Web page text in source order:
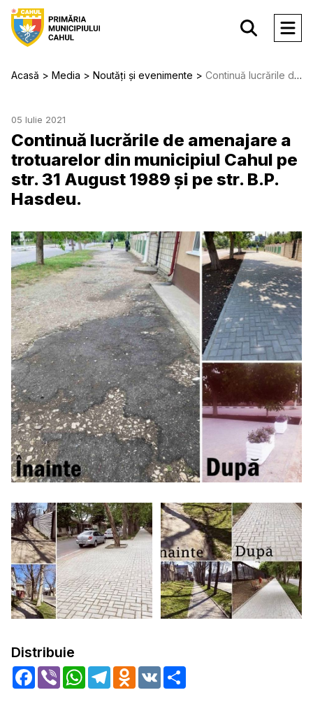
Acasă Media Noutăți și evenimente Continuă lucrările de amenajare a trotuarelor din municipiul Cahul pe str. 31 August 1989 și pe str. B.P. Hasdeu.
05 Iulie 2021
Continuă lucrările de amenajare a
trotuarelor din municipiul Cahul pe
str. 31 August 1989 și pe str. B.P.
Hasdeu.
Distribuie
Facebook
Viber WhatsApp
TelegramOdnoklassniki
VK